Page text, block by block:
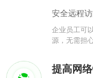
安全远程
企业员工可
源，无需担
提高网